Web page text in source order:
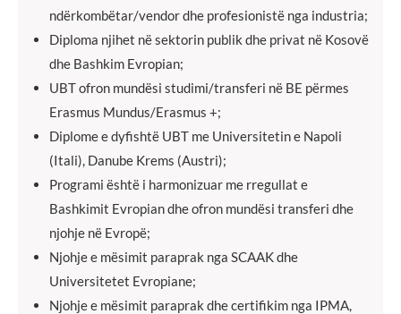
ndërkombëtar/vendor dhe profesionistë nga industria;
Diploma njihet në sektorin publik dhe privat në Kosovë
dhe Bashkim Evropian;
UBT ofron mundësi studimi/transferi në BE përmes
Erasmus Mundus/Erasmus +;
Diplome e dyfishtë UBT me Universitetin e Napoli
(Itali), Danube Krems (Austri);
Programi është i harmonizuar me rregullat e
Bashkimit Evropian dhe ofron mundësi transferi dhe
njohje në Evropë;
Njohje e mësimit paraprak nga SCAAK dhe
Universitetet Evropiane;
Njohje e mësimit paraprak dhe certifikim nga IPMA,